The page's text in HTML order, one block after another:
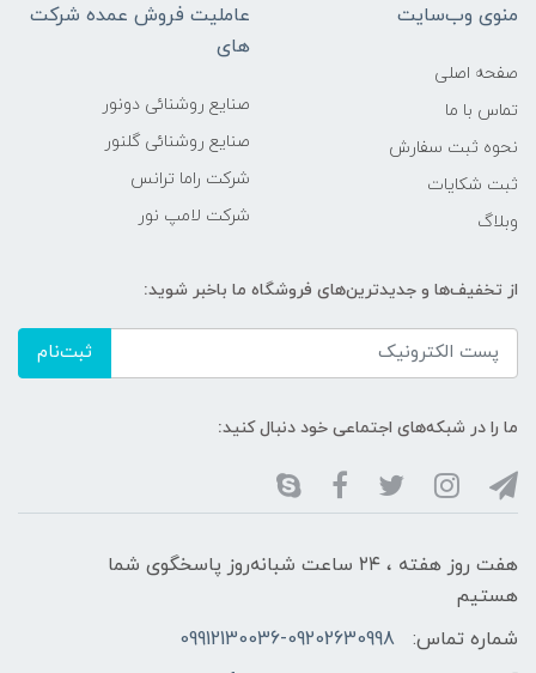
منوی وب‌سایت
صفحه اصلی
تماس با ما
نحوه ثبت سفارش
ثبت شکایات
وبلاگ
عاملیت فروش عمده شرکت
های
صنایع روشنائی دونور
صنایع روشنائی گلنور
شرکت راما ترانس
شرکت لامپ نور
از تخفیف‌ها و جدیدترین‌های فروشگاه ما باخبر شوید:
ثبت‌نام
ما را در شبکه‌های اجتماعی خود دنبال کنید:
هفت روز هفته ، ۲۴ ساعت شبانه‌روز پاسخگوی شما
هستیم
شماره تماس:
09912130036-09202630998